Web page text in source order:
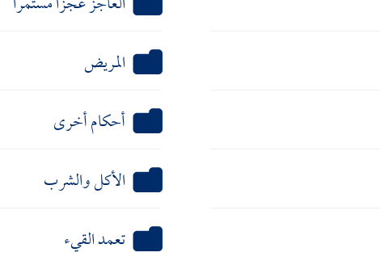
المريض
أحكام أخرى
الأكل والشرب
تعمد القيء